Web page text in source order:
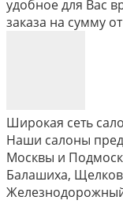
удобное для Вас
заказа на сумму
Широкая сеть
Наши салоны
Москвы и
Балашиха,